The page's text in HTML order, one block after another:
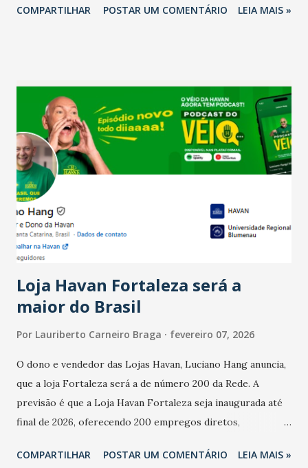
relação ao último trimestre deste ano, 56% também
confraternizações de fim de ano e pelo pagamento do 13º
Salário para um número maior de trabalhadores, já que o
país tem a menor taxa de desemprego dos anos recentes.
Ainda segundo a Pesquisa, em novembro de 2025, 40% dos
bares e restaurantes operaram com lucro e outros 40%
registraram equilíbrio financeiro. Já o percentual de
estabelecimentos no prejuízo ficou em 19%, pouco abaixo
do observado no mês anterior. Outros 1% não existiam em
novembro. Em relação a outubro, o faturamento também
COMPARTILHAR POSTAR UM COMENTÁRIO LEIA MAIS »
Loja Havan Fortaleza será a
maior do Brasil
Por Lauriberto Carneiro Braga fevereiro 07, 2026
O dono e vendedor das Lojas Havan, Luciano Hang anuncia,
que a loja Fortaleza será a de número 200 da Rede. A
previsão é que a Loja Havan Fortaleza seja inaugurada até
final de 2026, oferecendo 200 empregos diretos,
Havan Fortaleza ainda não foi anunciada oficialmente, mas
COMPARTILHAR POSTAR UM COMENTÁRIO LEIA MAIS »